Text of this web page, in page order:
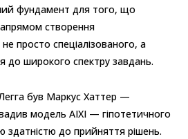
фундамент для того, що
створення
просто спеціалізованого, а
до широкого спектру завдань.
був Маркус Хаттер —
модель AIXI — гіпотетичного
здатністю до прийняття рішень.